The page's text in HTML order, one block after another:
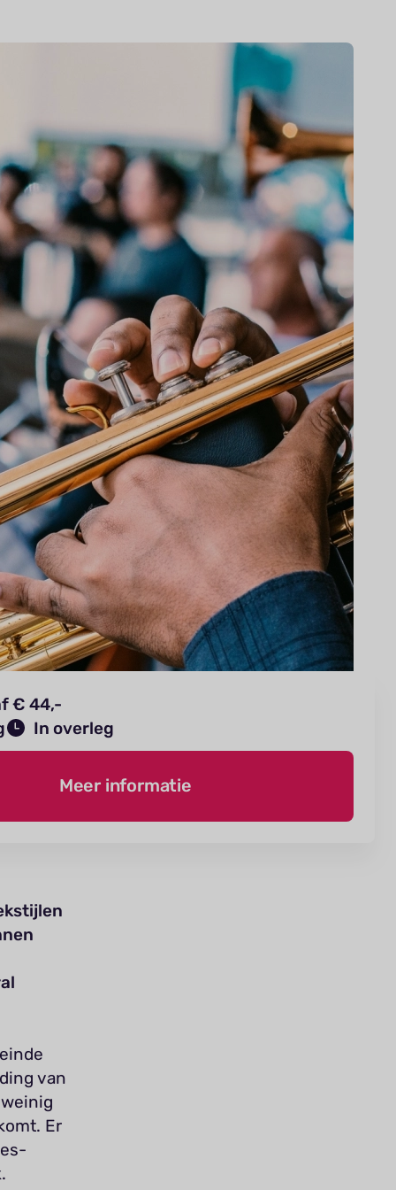
€ 44,-
In overleg
Meer informatie
van
Er